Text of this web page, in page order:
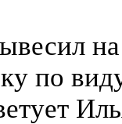
по